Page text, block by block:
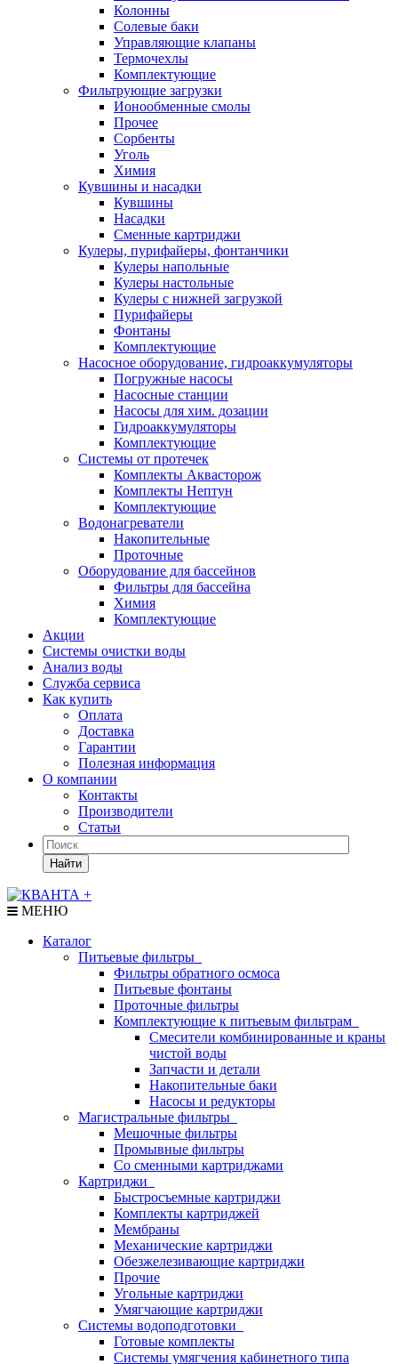
Колонны
Солевые баки
Управляющие клапаны
Термочехлы
Комплектующие
Фильтрующие загрузки
Ионообменные смолы
Прочее
Сорбенты
Уголь
Химия
Кувшины и насадки
Кувшины
Насадки
Сменные картриджи
Кулеры, пурифайеры, фонтанчики
Кулеры напольные
Кулеры настольные
Кулеры с нижней загрузкой
Пурифайеры
Фонтаны
Комплектующие
Насосное оборудование, гидроаккумуляторы
Погружные насосы
Насосные станции
Насосы для хим. дозации
Гидроаккумуляторы
Комплектующие
Системы от протечек
Комплекты Аквасторож
Комплекты Нептун
Комплектующие
Водонагреватели
Накопительные
Проточные
Оборудование для бассейнов
Фильтры для бассейна
Химия
Комплектующие
Акции
Системы очистки воды
Анализ воды
Служба сервиса
Как купить
Оплата
Доставка
Гарантии
Полезная информация
О компании
Контакты
Производители
Статьи
Найти
МЕНЮ
Каталог
Питьевые фильтры
Фильтры обратного осмоса
Питьевые фонтаны
Проточные фильтры
Комплектующие к питьевым фильтрам
Смесители комбинированные и краны
чистой воды
Запчасти и детали
Накопительные баки
Насосы и редукторы
Магистральные фильтры
Мешочные фильтры
Промывные фильтры
Со сменными картриджами
Картриджи
Быстросъемные картриджи
Комплекты картриджей
Мембраны
Механические картриджи
Обезжелезивающие картриджи
Прочие
Угольные картриджи
Умягчающие картриджи
Системы водоподготовки
Готовые комплекты
Системы умягчения кабинетного типа